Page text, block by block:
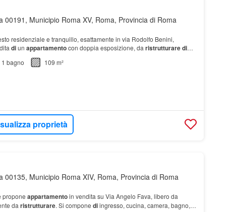
00191, Municipio Roma XV, Roma, Provincia di Roma
residenziale e tranquillo, esattamente in via Rodolfo Benini,
diun appartamentocon doppia esposizione, da ristrutturaredi
al piano…
1 bagno 109 m²
proprietà
00135, Municipio Roma XIV, Roma, Provincia di Roma
propone appartamentoin vendita su Via Angelo Fava, libero da
daristrutturare. Si compone diingresso, cucina, camera, bagno,